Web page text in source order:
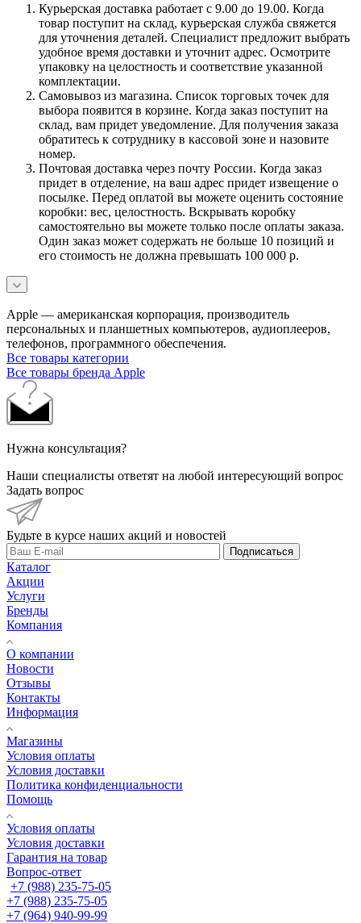
Курьерская доставка работает с 9.00 до 19.00. Когда
товар поступит на склад, курьерская служба свяжется
для уточнения деталей. Специалист предложит выбрать
удобное время доставки и уточнит адрес. Осмотрите
упаковку на целостность и соответствие указанной
комплектации.
Самовывоз из магазина. Список торговых точек для
выбора появится в корзине. Когда заказ поступит на
склад, вам придет уведомление. Для получения заказа
обратитесь к сотруднику в кассовой зоне и назовите
номер.
Почтовая доставка через почту России. Когда заказ
придет в отделение, на ваш адрес придет извещение о
посылке. Перед оплатой вы можете оценить состояние
коробки: вес, целостность. Вскрывать коробку
самостоятельно вы можете только после оплаты заказа.
Один заказ может содержать не больше 10 позиций и
его стоимость не должна превышать 100 000 р.
Apple — американская корпорация, производитель
персональных и планшетных компьютеров, аудиоплееров,
телефонов, программного обеспечения.
Все товары категории
Все товары бренда Apple
Нужна консультация?
Наши специалисты ответят на любой интересующий вопрос
Задать вопрос
Будьте в курсе наших акций и новостей
Подписаться
Каталог
Акции
Услуги
Бренды
Компания
О компании
Новости
Отзывы
Контакты
Информация
Магазины
Условия оплаты
Условия доставки
Политика конфиденциальности
Помощь
Условия оплаты
Условия доставки
Гарантия на товар
Вопрос-ответ
+7 (988) 235-75-05
+7 (988) 235-75-05
+7 (964) 940-99-99